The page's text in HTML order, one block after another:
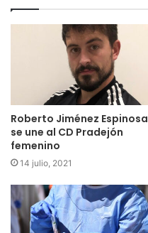
Roberto Jiménez Espinosa
se une al CD Pradejón
femenino
14 julio, 2021